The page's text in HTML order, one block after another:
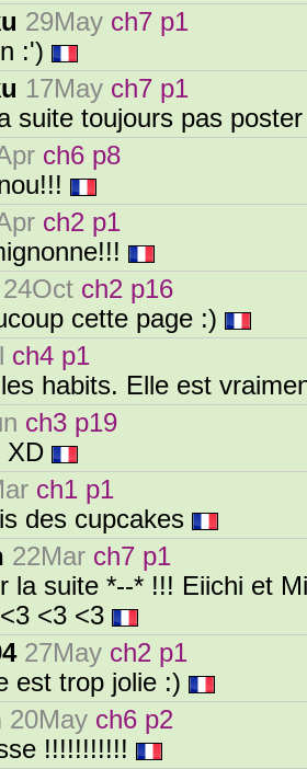
29May ch7 p1
:')
17May ch7 p1
suite toujours pas
ch6 p8
ch2 p1
24Oct ch2 p16
cette page :)
ch4 p1
habits. Elle est
ch3 p19
ch1 p1
des cupcakes
22Mar ch7 p1
la suite *--* !!! Eiichi et
<3 <3
27May ch2 p1
est trop jolie :)
20May ch6 p2
!!!!!!!!!!!